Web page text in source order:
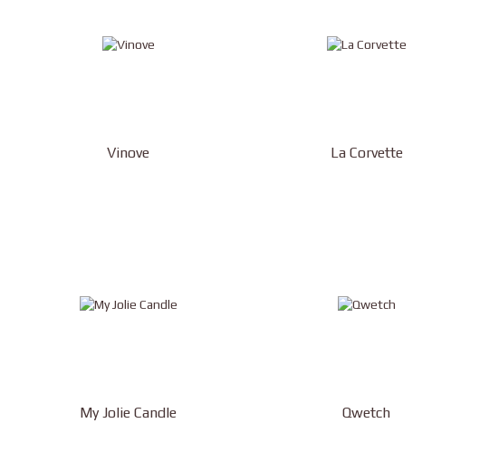
Vinove La Corvette
My Jolie Candle Qwetch